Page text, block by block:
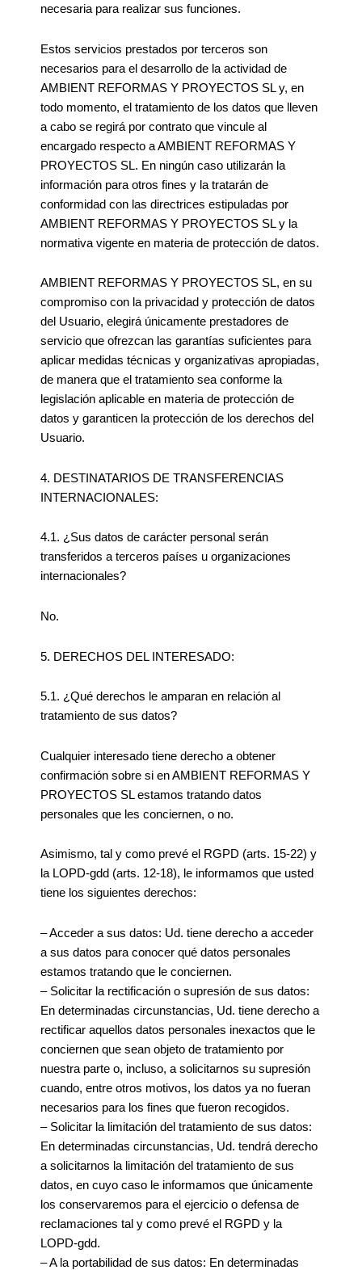
necesaria para realizar sus funciones.
Estos servicios prestados por terceros son
necesarios para el desarrollo de la actividad de
AMBIENT REFORMAS Y PROYECTOS SL y, en
todo momento, el tratamiento de los datos que lleven
a cabo se regirá por contrato que vincule al
encargado respecto a AMBIENT REFORMAS Y
PROYECTOS SL. En ningún caso utilizarán la
información para otros fines y la tratarán de
conformidad con las directrices estipuladas por
AMBIENT REFORMAS Y PROYECTOS SL y la
normativa vigente en materia de protección de datos.
AMBIENT REFORMAS Y PROYECTOS SL, en su
compromiso con la privacidad y protección de datos
del Usuario, elegirá únicamente prestadores de
servicio que ofrezcan las garantías suficientes para
aplicar medidas técnicas y organizativas apropiadas,
de manera que el tratamiento sea conforme la
legislación aplicable en materia de protección de
datos y garanticen la protección de los derechos del
Usuario.
4. DESTINATARIOS DE TRANSFERENCIAS
INTERNACIONALES:
4.1. ¿Sus datos de carácter personal serán
transferidos a terceros países u organizaciones
internacionales?
No.
5. DERECHOS DEL INTERESADO:
5.1. ¿Qué derechos le amparan en relación al
tratamiento de sus datos?
Cualquier interesado tiene derecho a obtener
confirmación sobre si en AMBIENT REFORMAS Y
PROYECTOS SL estamos tratando datos
personales que les conciernen, o no.
Asimismo, tal y como prevé el RGPD (arts. 15-22) y
la LOPD-gdd (arts. 12-18), le informamos que usted
tiene los siguientes derechos:
– Acceder a sus datos: Ud. tiene derecho a acceder
a sus datos para conocer qué datos personales
estamos tratando que le conciernen.
– Solicitar la rectificación o supresión de sus datos:
En determinadas circunstancias, Ud. tiene derecho a
rectificar aquellos datos personales inexactos que le
conciernen que sean objeto de tratamiento por
nuestra parte o, incluso, a solicitarnos su supresión
cuando, entre otros motivos, los datos ya no fueran
necesarios para los fines que fueron recogidos.
– Solicitar la limitación del tratamiento de sus datos:
En determinadas circunstancias, Ud. tendrá derecho
a solicitarnos la limitación del tratamiento de sus
datos, en cuyo caso le informamos que únicamente
los conservaremos para el ejercicio o defensa de
reclamaciones tal y como prevé el RGPD y la
LOPD-gdd.
– A la portabilidad de sus datos: En determinadas